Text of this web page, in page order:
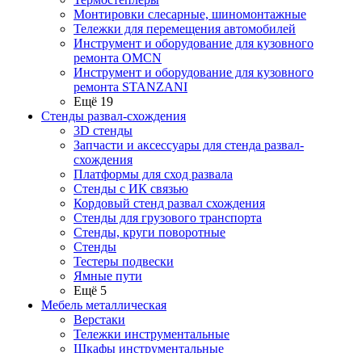
Монтировки слесарные, шиномонтажные
Тележки для перемещения автомобилей
Инструмент и оборудование для кузовного
ремонта OMCN
Инструмент и оборудование для кузовного
ремонта STANZANI
Ещё 19
Стенды развал-схождения
3D стенды
Запчасти и аксессуары для стенда развал-
схождения
Платформы для сход развала
Стенды с ИК связью
Кордовый стенд развал схождения
Стенды для грузового транспорта
Стенды, круги поворотные
Стенды
Тестеры подвески
Ямные пути
Ещё 5
Мебель металлическая
Верстаки
Тележки инструментальные
Шкафы инструментальные